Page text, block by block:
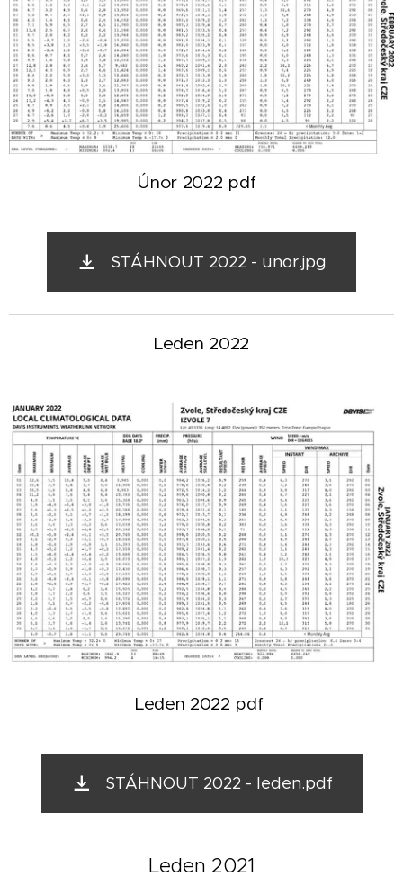
Únor 2022 pdf
STÁHNOUT 2022 - unor.jpg
Leden 2022
Leden 2022 pdf
STÁHNOUT 2022 - leden.pdf
Leden 2021